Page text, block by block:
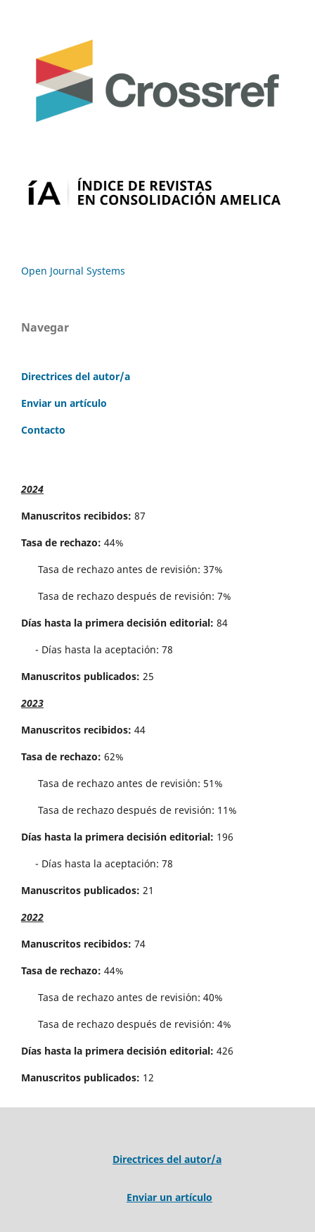
Open Journal Systems
Navegar
Directrices del autor/a
Enviar un artículo
Contacto
2024
Manuscritos recibidos: 87
Tasa de rechazo: 44%
Tasa de rechazo antes de revisi´on: 37%
Tasa de rechazo después de revisión: 7%
Días hasta la primera decisión editorial: 84
- Días hasta la aceptación: 78
Manuscritos publicados: 25
2023
Manuscritos recibidos: 44
Tasa de rechazo: 62%
Tasa de rechazo antes de revisi´on: 51%
Tasa de rechazo después de revisión: 11%
Días hasta la primera decisión editorial: 196
- Días hasta la aceptación: 78
Manuscritos publicados: 21
2022
Manuscritos recibidos: 74
Tasa de rechazo: 44%
Tasa de rechazo antes de revisi´on: 40%
Tasa de rechazo después de revisión: 4%
Días hasta la primera decisión editorial: 426
Manuscritos publicados: 12
Directrices del autor/a
Enviar un artículo